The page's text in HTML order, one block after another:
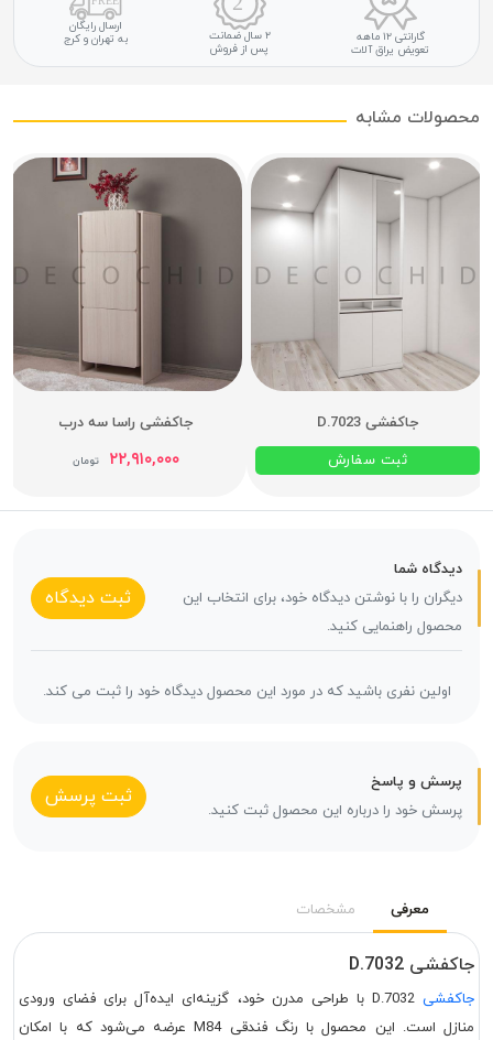
گارانتی ۱۲ ماهه
تعویض یراق آلات
۲ سال ضمانت
پس از فروش
ارسال رایگان
به تهران و کرج
محصولات مشابه
جاکفشی D.7023
ثبت سفارش
جاکفشی راسا سه درب
۲۲,۹۱۰,۰۰۰ تومان
دیدگاه شما
دیگران را با نوشتن دیدگاه خود، برای انتخاب این
محصول راهنمایی کنید.
ثبت دیدگاه
اولین نفری باشید که در مورد این محصول دیدگاه خود را ثبت می کند.
پرسش و پاسخ
پرسش خود را درباره این محصول ثبت کنید.
ثبت پرسش
معرفی مشخصات
جاکفشی D.7032
جاکفشی
D.7032 با طراحی مدرن خود، گزینه‌ای ایده‌آل برای فضای ورودی
منازل است. این محصول با رنگ فندقی M84 عرضه می‌شود که با امکان